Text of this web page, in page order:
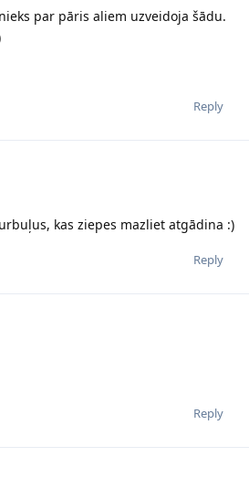
par pāris aliem uzveidoja šādu.
Reply
kas ziepes mazliet atgādina :)
Reply
Reply